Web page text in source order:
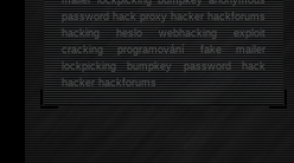
password hack proxy hacker hackforums
hacking heslo webhacking exploit
cracking programování fake mailer
lockpicking bumpkey password hack
hackerhackforums